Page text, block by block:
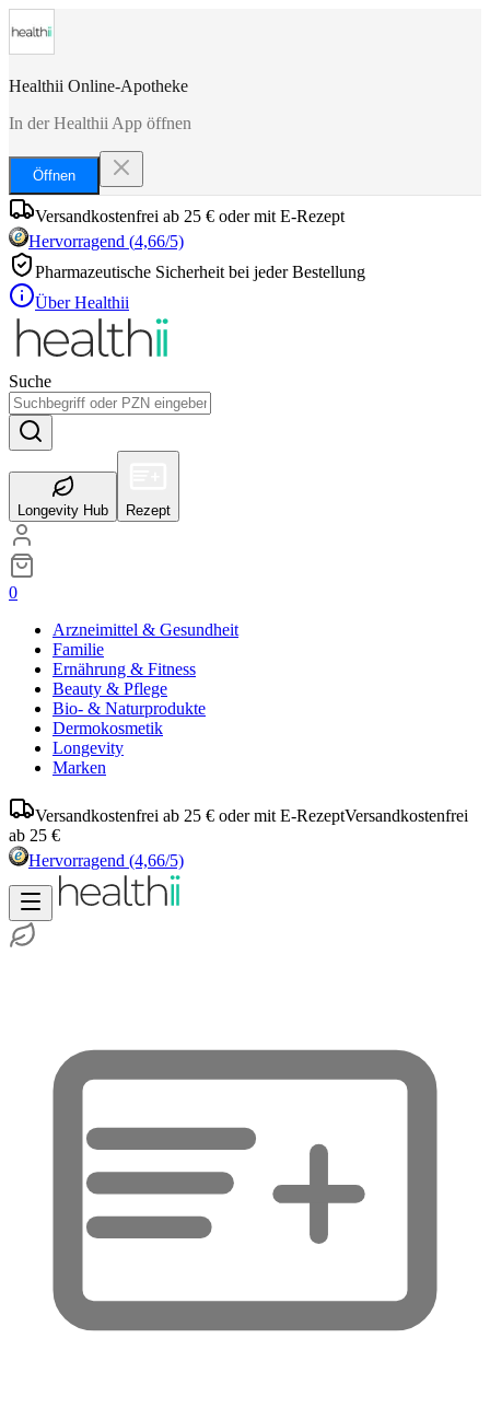
Healthii Online-Apotheke
In der Healthii App öffnen
Öffnen
Versandkostenfrei ab 25 € oder mit E-Rezept
Hervorragend (4,66/5)
Pharmazeutische Sicherheit bei jeder Bestellung
Über Healthii
Suche
Longevity Hub Rezept
0
Arzneimittel & Gesundheit
Familie
Ernährung & Fitness
Beauty & Pflege
Bio- & Naturprodukte
Dermokosmetik
Longevity
Marken
Versandkostenfrei ab 25 € oder mit E-RezeptVersandkostenfrei
ab 25 €
Hervorragend (4,66/5)